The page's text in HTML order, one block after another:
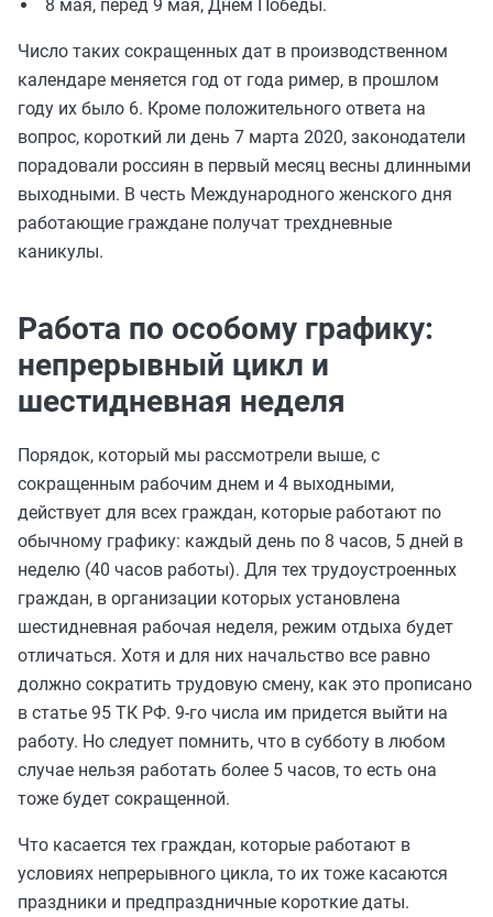
8 мая, перед 9 мая, Днем Победы.
Число таких сокращенных дат в производственном
календаре меняется год от года ример, в прошлом
году их было 6. Кроме положительного ответа на
вопрос, короткий ли день 7 марта 2020, законодатели
порадовали россиян в первый месяц весны длинными
выходными. В честь Международного женского дня
работающие граждане получат трехдневные
каникулы.
Работа по особому графику:
непрерывный цикл и
шестидневная неделя
Порядок, который мы рассмотрели выше, с
сокращенным рабочим днем и 4 выходными,
действует для всех граждан, которые работают по
обычному графику: каждый день по 8 часов, 5 дней в
неделю (40 часов работы). Для тех трудоустроенных
граждан, в организации которых установлена
шестидневная рабочая неделя, режим отдыха будет
отличаться. Хотя и для них начальство все равно
должно сократить трудовую смену, как это прописано
в статье 95 ТК РФ. 9-го числа им придется выйти на
работу. Но следует помнить, что в субботу в любом
случае нельзя работать более 5 часов, то есть она
тоже будет сокращенной.
Что касается тех граждан, которые работают в
условиях непрерывного цикла, то их тоже касаются
праздники и предпраздничные короткие даты.